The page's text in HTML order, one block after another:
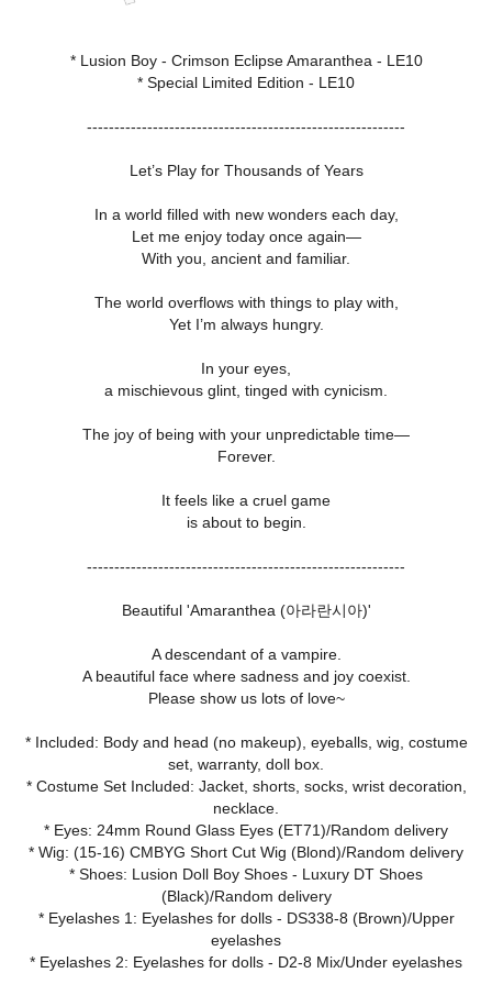
* Lusion Boy - Crimson Eclipse Amaranthea - LE10
* Special Limited Edition - LE10
----------------------------------------------------------
Let’s Play for Thousands of Years
In a world filled with new wonders each day,
Let me enjoy today once again—
With you, ancient and familiar.
The world overflows with things to play with,
Yet I’m always hungry.
In your eyes,
a mischievous glint, tinged with cynicism.
The joy of being with your unpredictable time—
Forever.
It feels like a cruel game
is about to begin.
----------------------------------------------------------
Beautiful 'Amaranthea (아라란시아)'
A descendant of a vampire.
A beautiful face where sadness and joy coexist.
Please show us lots of love~
* Included: Body and head (no makeup), eyeballs, wig, costume
set, warranty, doll box.
* Costume Set Included: Jacket, shorts, socks, wrist decoration,
necklace.
* Eyes: 24mm Round Glass Eyes (ET71)/Random delivery
* Wig: (15-16) CMBYG Short Cut Wig (Blond)/Random delivery
* Shoes: Lusion Doll Boy Shoes - Luxury DT Shoes
(Black)/Random delivery
* Eyelashes 1: Eyelashes for dolls - DS338-8 (Brown)/Upper
eyelashes
* Eyelashes 2: Eyelashes for dolls - D2-8 Mix/Under eyelashes